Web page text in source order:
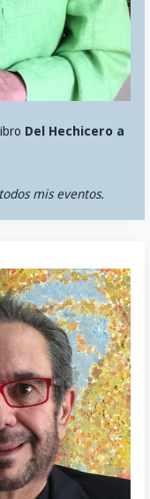
Del Hechicero a
mis eventos.